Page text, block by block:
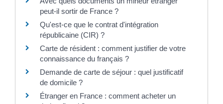
peut-il sortir de France ?
Qu'est-ce que le contrat d'intégration
républicaine (CIR) ?
Carte de résident : comment justifier de votre
connaissance du français ?
Demande de carte de séjour : quel justificatif
de domicile ?
Étranger en France : comment acheter un